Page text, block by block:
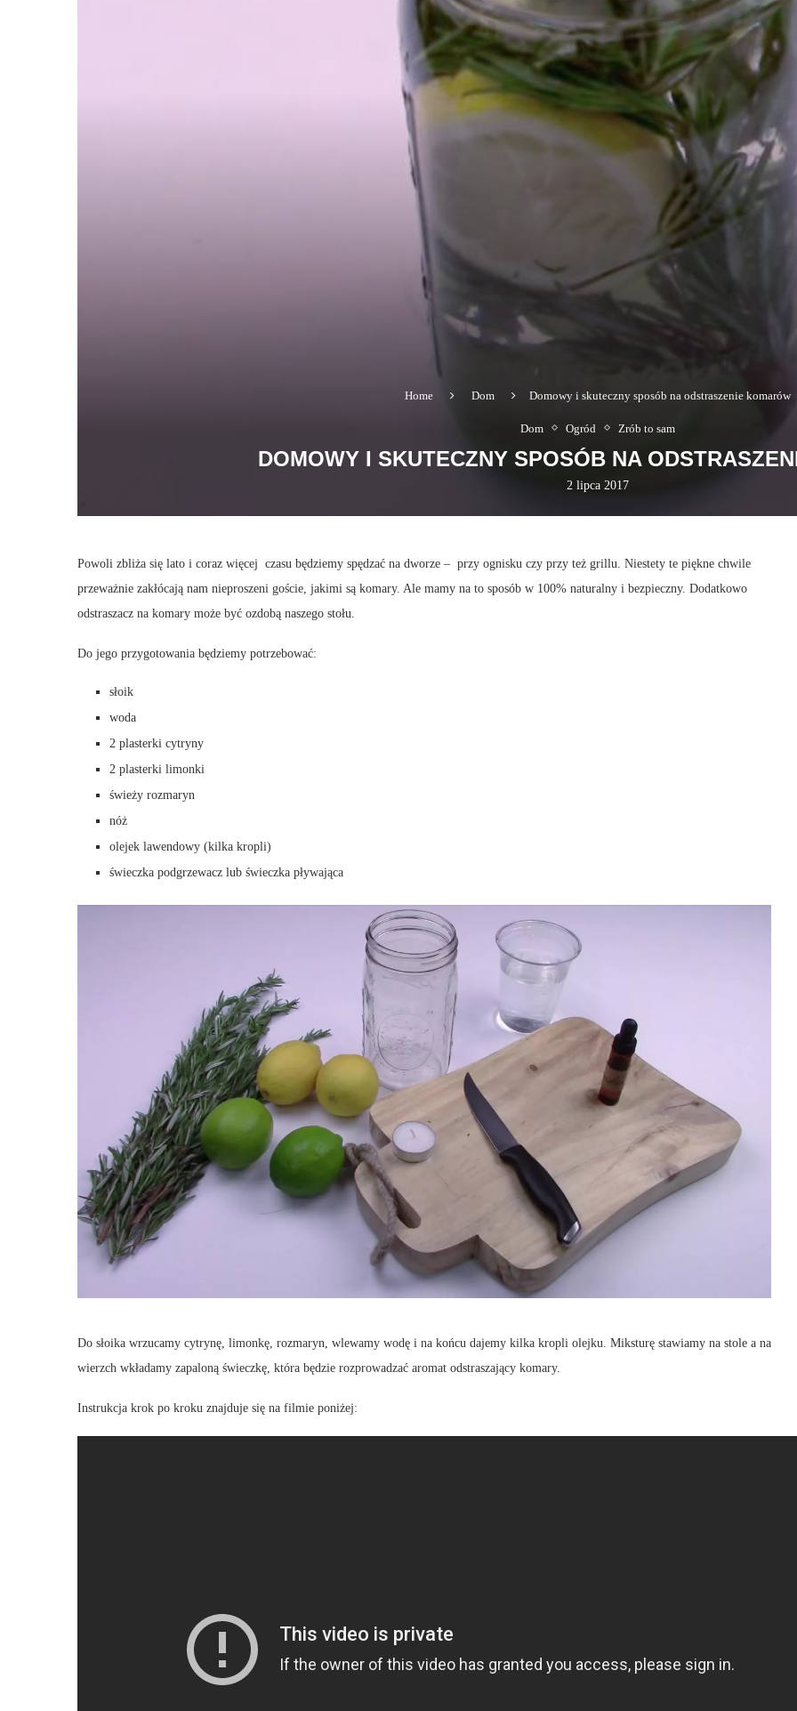
Home Dom Domowy i skuteczny sposób na odstraszenie komarów
Dom Ogród Zrób to sam
DOMOWY I SKUTECZNY SPOSÓB NA
2 lipca 2017
Powoli zbliża się lato i coraz więcej czasu będziemy spędzać na dworze – przy ognisku czy przy też grillu. Niestety te piękne chwile
przeważnie zakłócają nam nieproszeni goście, jakimi są komary. Ale mamy na to sposób w 100% naturalny i bezpieczny. Dodatkowo
odstraszacz na komary może być ozdobą naszego stołu.
Do jego przygotowania będziemy potrzebować:
słoik
woda
2 plasterki cytryny
2 plasterki limonki
świeży rozmaryn
nóż
olejek lawendowy (kilka kropli)
świeczka podgrzewacz lub świeczka pływająca
Do słoika wrzucamy cytrynę, limonkę, rozmaryn, wlewamy wodę i na końcu dajemy kilka kropli olejku. Miksturę stawiamy na stole a na
wierzch wkładamy zapaloną świeczkę, która będzie rozprowadzać aromat odstraszający komary.
Instrukcja krok po kroku znajduje się na filmie poniżej: